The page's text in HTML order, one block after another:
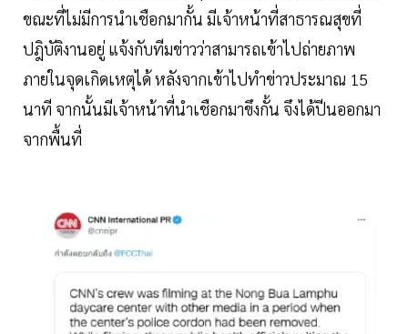
ขณะที่ไม่มีการนำเชือกมากั้น มีเจ้าหน้าที่สาธารณสุขที่
ปฎิบัติงานอยู่ แจ้งกับทีมข่าวว่าสามารถเข้าไปถ่ายภาพ
ภายในจุดเกิดเหตุได้ หลังจากเข้าไปทำข่าวประมาณ 15
นาที จากนั้นมีเจ้าหน้าที่นำเชือกมาขึงกั้น จึงได้ปีนออกมา
จากพื้นที่